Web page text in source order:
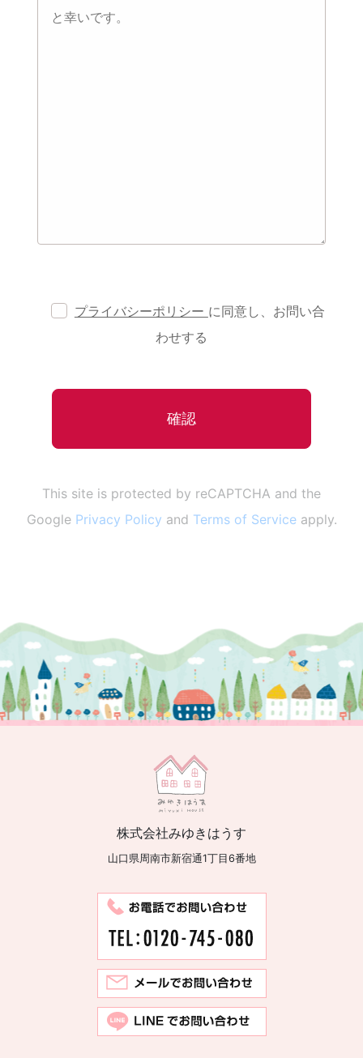
プライバシーポリシー に同意し、お問い合
わせする
This site is protected by reCAPTCHA and the
Google Privacy Policy and Terms of Serviceapply.
株式会社みゆきはうす
山口県周南市新宿通1丁目6番地